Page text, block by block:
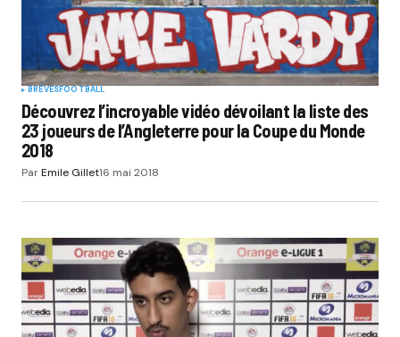
BRÈVESFOOTBALL
Découvrez l’incroyable vidéo dévoilant la liste des
23 joueurs de l’Angleterre pour la Coupe du Monde
2018
ParEmile Gillet16 mai 2018